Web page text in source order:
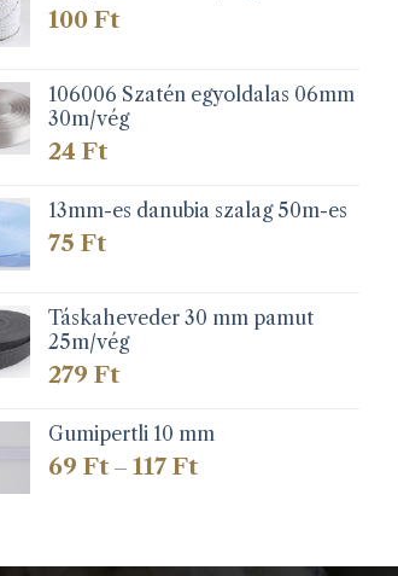
100Ft
106006 Szatén egyoldalas 06mm
30m/vég
24Ft
13mm-es danubia szalag 50m-es
75Ft
Táskaheveder 30 mm pamut
25m/vég
279Ft
Gumipertli 10 mm
69Ft – 117FtÁrtartomány: